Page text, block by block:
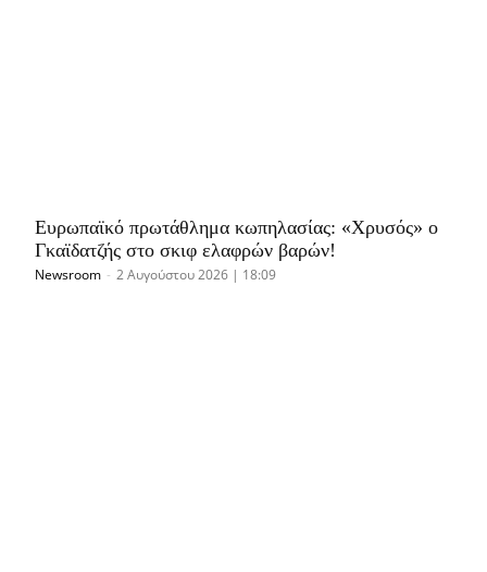
Ευρωπαϊκό πρωτάθλημα κωπηλασίας: «Χρυσός» ο
Γκαϊδατζής στο σκιφ ελαφρών βαρών!
Newsroom - 2 Αυγούστου 2026 | 18:09